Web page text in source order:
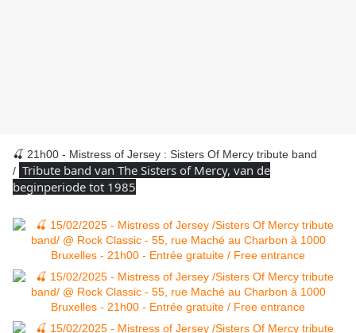
🍒 21h00 - Mistress of Jersey : Sisters Of Mercy tribute band
/ Tribute band van The Sisters of Mercy, van de
beginperiode tot 1985